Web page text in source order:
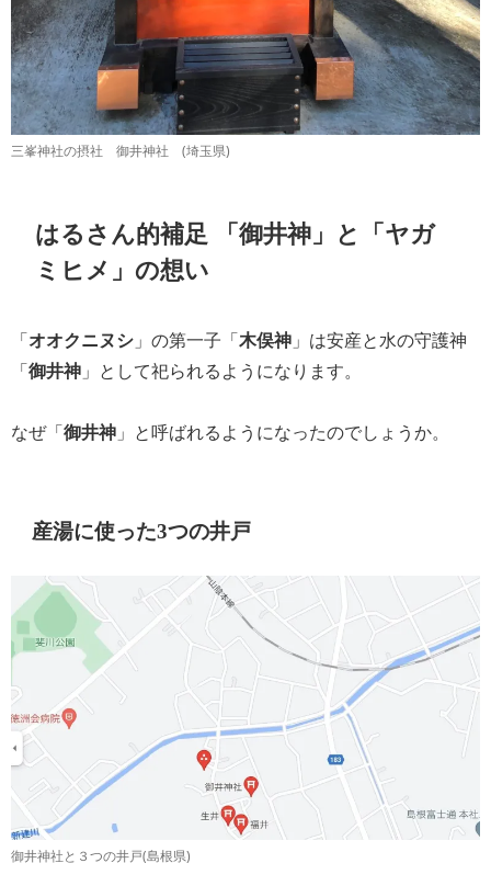
三峯神社の摂社 御井神社 (埼玉県)
はるさん的補足 「御井神」と「ヤガ
ミヒメ」の想い
「 オオクニヌシ 」の第一子「 木俣神 」は安産と水の守護神
「 御井神 」として祀られるようになります。
なぜ「 御井神 」と呼ばれるようになったのでしょうか。
産湯に使った3つの井戸
御井神社と３つの井戸(島根県)